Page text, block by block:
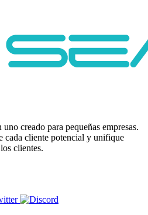
creado para pequeñas empresas.
cada cliente potencial y unifique
clientes.